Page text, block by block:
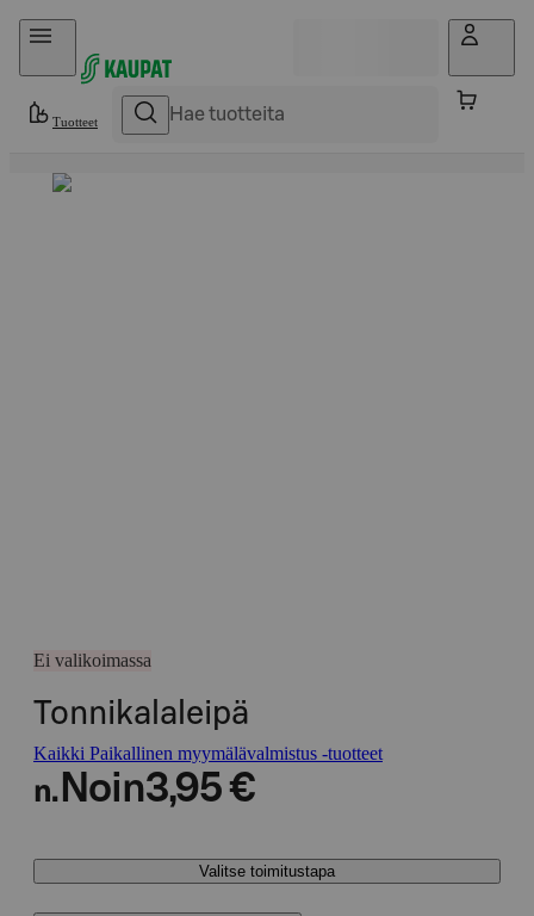
Hyppää sisältöön
Tuotteet
Ei valikoimassa
Tonnikalaleipä
Kaikki Paikallinen myymälävalmistus -tuotteet
n. Noin3,95 €
Valitse toimitustapa